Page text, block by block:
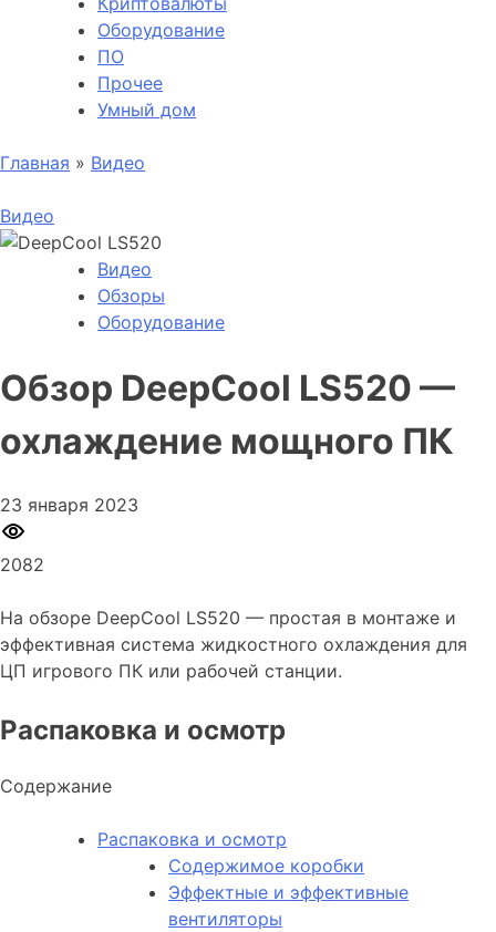
Оборудование
ПО
Прочее
Умный дом
Главная » Видео
Видео
Видео
Обзоры
Оборудование
Обзор DeepCool LS520 —
охлаждение мощного ПК
23 января 2023
2082
На обзоре DeepCool LS520 — простая в монтаже и
эффективная система жидкостного охлаждения для
ЦП игрового ПК или рабочей станции.
Распаковка и осмотр
Содержание
Распаковка и осмотр
Содержимое коробки
Эффектные и эффективные
вентиляторы